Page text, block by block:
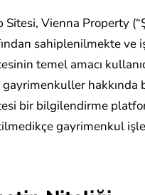
Sitesi, Vienna Property
sahiplenilmekte ve
temel amacı
hakkında
bir bilgilendirme
gayrimenkul